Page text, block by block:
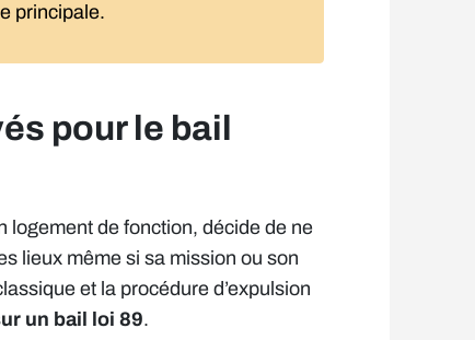
principale.
pour le bail
logement de fonction, décide de ne
lieux même si sa mission ou son
et la procédure d’expulsion
un bail loi 89.